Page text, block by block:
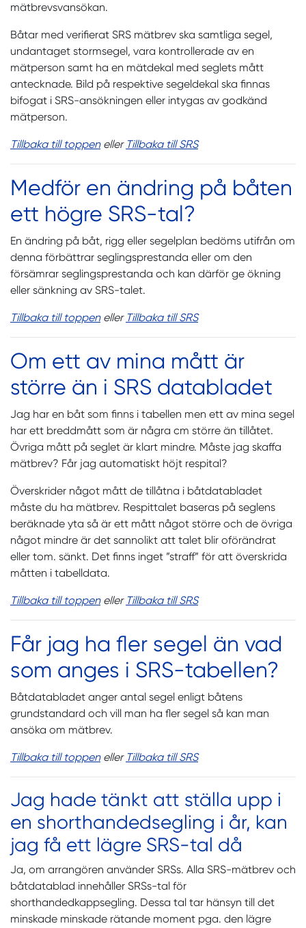
mätbrevsvansökan.
Båtar med verifierat SRS mätbrev ska samtliga segel,
undantaget stormsegel, vara kontrollerade av en
mätperson samt ha en mätdekal med seglets mått
antecknade. Bild på respektive segeldekal ska finnas
bifogat i SRS-ansökningen eller intygas av godkänd
mätperson.
Tillbaka till toppeneller Tillbaka till SRS
Medför en ändring på båten
ett högre SRS-tal?
En ändring på båt, rigg eller segelplan bedöms utifrån om
denna förbättrar seglingsprestanda eller om den
försämrar seglingsprestanda och kan därför ge ökning
eller sänkning av SRS-talet.
Tillbaka till toppeneller Tillbaka till SRS
Om ett av mina mått är
större än i SRS databladet
Jag har en båt som finns i tabellen men ett av mina segel
har ett breddmått som är några cm större än tillåtet.
Övriga mått på seglet är klart mindre. Måste jag skaffa
mätbrev? Får jag automatiskt höjt respital?
Överskrider något mått de tillåtna i båtdatabladet
måste du ha mätbrev. Respittalet baseras på seglens
beräknade yta så är ett mått något större och de övriga
något mindre är det sannolikt att talet blir oförändrat
eller tom. sänkt. Det finns inget ”straff” för att överskrida
måtten i tabelldata.
Tillbaka till toppeneller Tillbaka till SRS
Får jag ha fler segel än vad
som anges i SRS-tabellen?
Båtdatabladet anger antal segel enligt båtens
grundstandard och vill man ha fler segel så kan man
ansöka om mätbrev.
Tillbaka till toppeneller Tillbaka till SRS
Jag hade tänkt att ställa upp i
en shorthandedsegling i år, kan
jag få ett lägre SRS-tal då
Ja, om arrangören använder SRSs. Alla SRS-mätbrev och
båtdatablad innehåller SRSs-tal för
shorthandedkappsegling. Dessa tal tar hänsyn till det
minskade minskade rätande moment pga. den lägre